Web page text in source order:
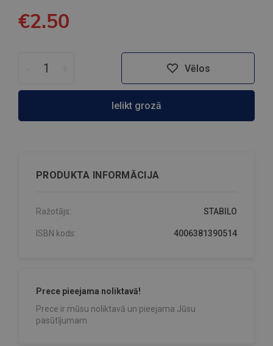
€2.50
Vēlos
Ielikt grozā
PRODUKTA INFORMĀCIJA
Ražotājs: STABILO
ISBN kods: 4006381390514
Prece pieejama noliktavā!
Prece ir mūsu noliktavā un pieejama Jūsu
pasūtījumam.